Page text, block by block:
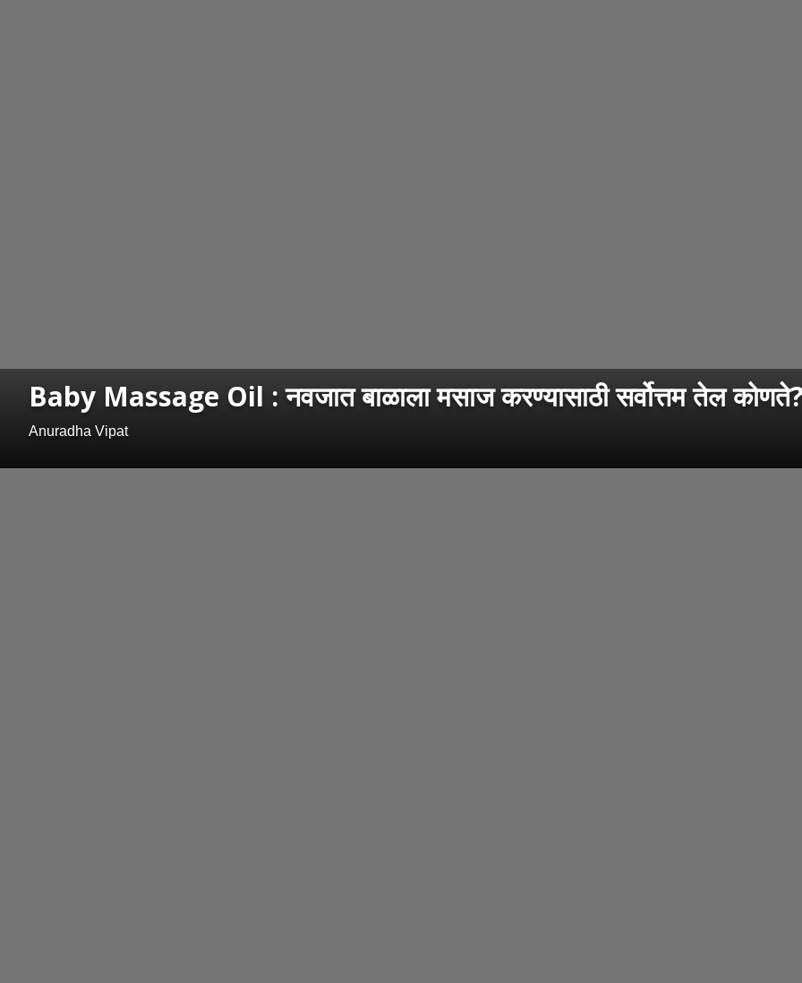
Baby Massage Oil : नवजात बाळाला मसाज करण्यासाठी सर्वोत्तम तेल
Anuradha Vipat